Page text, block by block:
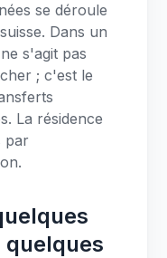
se déroule
Dans un
s'agit pas
; c'est le
La résidence
par
quelques